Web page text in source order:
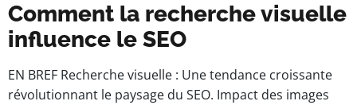
Comment la recherche visuelle
influence le SEO
EN BREF Recherche visuelle : Une tendance croissante
révolutionnant le paysage du SEO. Impact des images